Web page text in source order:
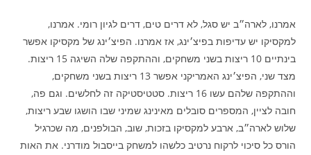
אמרנו, לארה״ב יש סגל, לא דרים טים, דרים לגיון רומי. אמרנו,
למקסיקו יש עדיפות בפיצ׳ינג, אז אמרנו. הפיצ׳ינג של מקסיקו אפשר
בינתיים 10 ריצות בשני משחקים, וההתקפה שלה השיגה 15 ריצות.
מצד שני, הפיצ׳ינג האמריקני אפשר 13 ריצות בשני משחקים,
וההתקפה שלהם עשו 16 ריצות. סטטיסטיקה זה לחלשים. וגם פה,
חובה לציין, המספרים סובלים מאינינג שמיני שבו הושגו שבע ריצות,
שלוש לארה״ב, ארבע למקסיקו בזכות, שוב, הבולפנים, מה שכרגיל
הורס כל סיכוי לרקוח נרטיב כלשהו למשחק בייסבול מודרני. את האות